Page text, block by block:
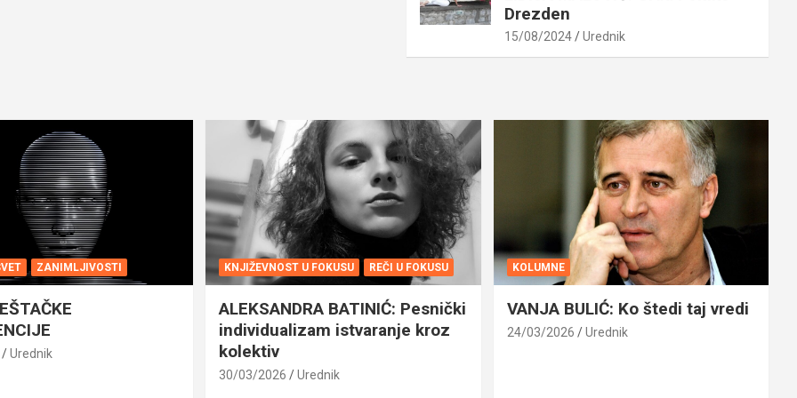
Drezden
15/08/2024 Urednik
ZANIMLJIVOSTI
Urednik
KNJIŽEVNOST U FOKUSU REČI U FOKUSU
ALEKSANDRA BATINIĆ: Pesnički
individualizam istvaranje kroz
kolektiv
30/03/2026 Urednik
KOLUMNE
VANJA BULIĆ: Ko štedi taj vredi
24/03/2026 Urednik